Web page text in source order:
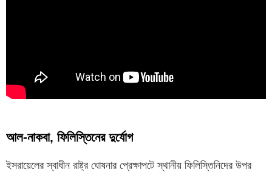
আল-নাকবা, ফিলিস্তিনের দুর্যোগ
ইসরায়েলের স্বাধীন রাষ্ট্র ঘোষনার প্রেক্ষাপটে স্থানীয় ফিলিস্তিনিদের উপর